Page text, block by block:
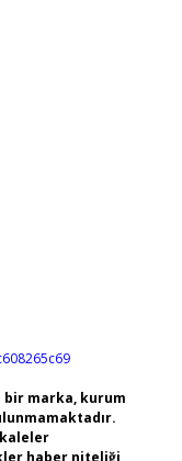
marka, kurum
haber niteliği